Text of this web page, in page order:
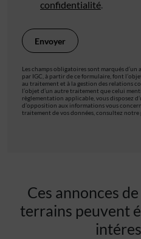
confidentialité.
Les champs obligatoires sont marqués
par IGC, à partir de ce formulaire, font
au traitement et à la gestion des relations
l’objet d’un autre traitement que celui
règlementation applicable, vous disposez
d’opposition aux informations vous
traitement de vos données, consultez notre
Ces annonces
terrains peuvent